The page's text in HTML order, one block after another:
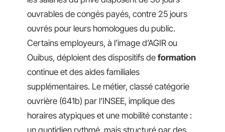
ouvrables de congés payés, contre 25 jours
ouvrés pour leurs homologues du public.
Certains employeurs, à l’image d’AGIR ou
Ouibus, déploient des dispositifs de formation
continue et des aides familiales
supplémentaires. Le métier, classé catégorie
ouvrière (641b) par l’INSEE, implique des
horaires atypiques et une mobilité constante :
un quotidien rythmé, mais structuré par des